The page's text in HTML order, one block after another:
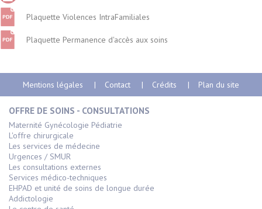
Plaquette Violences IntraFamiliales
Plaquette Permanence d'accès aux soins
Mentions légales Contact Crédits Plan du site
OFFRE DE SOINS - CONSULTATIONS
Maternité Gynécologie Pédiatrie
L'offre chirurgicale
Les services de médecine
Urgences / SMUR
Les consultations externes
Services médico-techniques
EHPAD et unité de soins de longue durée
Addictologie